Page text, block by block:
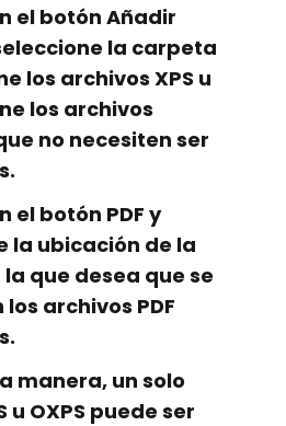
el botón Añadir
la carpeta
los archivos XPS u
los archivos
no necesiten ser
el botón PDF y
la ubicación de la
que desea que se
archivos PDF
manera, un solo
u OXPS puede ser